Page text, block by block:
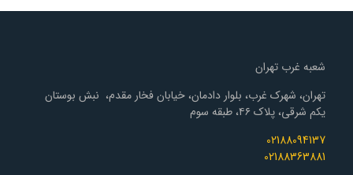
شعبه غرب تهران
تهران، شهرک غرب، بلوار دادمان، خیابان فخار مقدم، نبش بوستان
یکم شرقی، پلاک ۴۶، طبقه سوم
02188094137
02188363881